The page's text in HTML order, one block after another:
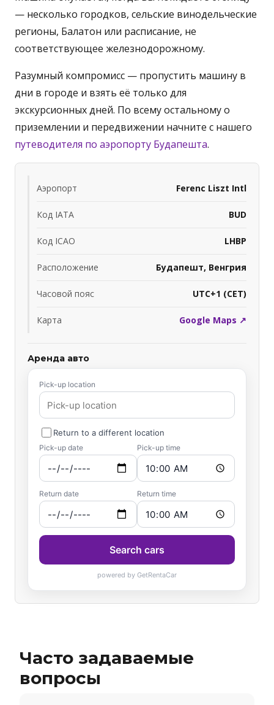
— несколько городков, сельские винодельческие
регионы, Балатон или расписание, не
соответствующее железнодорожному.
Разумный компромисс — пропустить машину в
дни в городе и взять её только для
экскурсионных дней. По всему остальному о
приземлении и передвижении начните с нашего
путеводителя по аэропорту Будапешта.
Аэропорт Ferenc Liszt Intl
Код IATA BUD
Код ICAO LHBP
Расположение Будапешт, Венгрия
Часовой пояс UTC+1 (CET)
Карта Google Maps ↗
Аренда авто
Часто задаваемые
вопросы